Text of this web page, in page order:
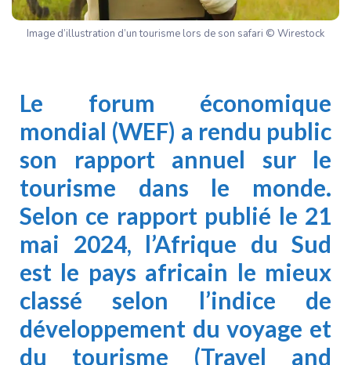
Image d’illustration d’un tourisme lors de son safari © Wirestock
Le forum économique
mondial (WEF) a rendu public
son rapport annuel sur le
tourisme dans le monde.
Selon ce rapport publié le 21
mai 2024, l’Afrique du Sud
est le pays africain le mieux
classé selon l’indice de
développement du voyage et
du tourisme (Travel and